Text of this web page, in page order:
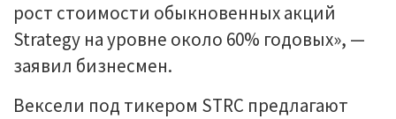
рост стоимости обыкновенных акций
Strategy на уровне около 60% годовых», —
заявил бизнесмен.
Вексели под тикером STRC предлагают